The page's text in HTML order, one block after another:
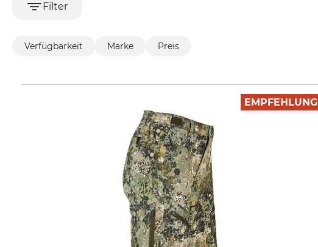
Filter
Verfügbarkeit Marke Preis
EMPFEHLUNG